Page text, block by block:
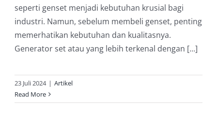
seperti genset menjadi kebutuhan krusial bagi
industri. Namun, sebelum membeli genset, penting
memerhatikan kebutuhan dan kualitasnya.
Generator set atau yang lebih terkenal dengan [...]
23 Juli 2024 | Artikel
Read More